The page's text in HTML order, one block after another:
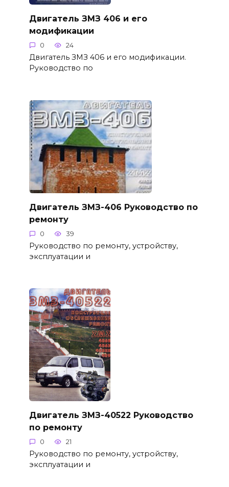
Двигатель ЗМЗ 406 и его
модификации
0 24
Двигатель ЗМЗ 406 и его модификации.
Руководство по
Двигатель ЗМЗ-406 Руководство по
ремонту
0 39
Руководство по ремонту, устройству,
эксплуатации и
Двигатель ЗМЗ-40522 Руководство
по ремонту
0 21
Руководство по ремонту, устройству,
эксплуатации и